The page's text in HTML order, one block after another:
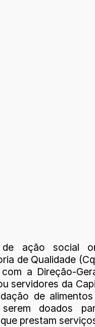
ação social
de Qualidade
a Direção-
servidores da
de
doados
prestam